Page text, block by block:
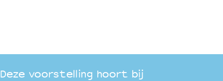
Deze voorstelling hoort bij